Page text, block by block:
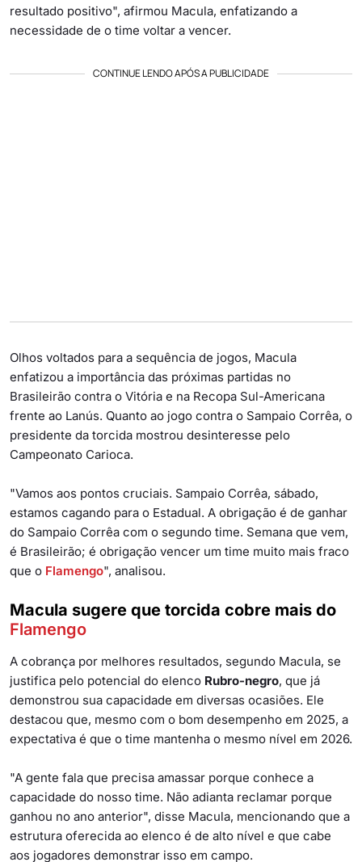
resultado positivo", afirmou Macula, enfatizando a
necessidade de o time voltar a vencer.
CONTINUE LENDO APÓS A PUBLICIDADE
Olhos voltados para a sequência de jogos, Macula
enfatizou a importância das próximas partidas no
Brasileirão contra o Vitória e na Recopa Sul-Americana
frente ao Lanús. Quanto ao jogo contra o Sampaio Corrêa, o
presidente da torcida mostrou desinteresse pelo
Campeonato Carioca.
"Vamos aos pontos cruciais. Sampaio Corrêa, sábado,
estamos cagando para o Estadual. A obrigação é de ganhar
do Sampaio Corrêa com o segundo time. Semana que vem,
é Brasileirão; é obrigação vencer um time muito mais fraco
que o Flamengo", analisou.
Macula sugere que torcida cobre mais do
Flamengo
A cobrança por melhores resultados, segundo Macula, se
justifica pelo potencial do elenco Rubro-negro, que já
demonstrou sua capacidade em diversas ocasiões. Ele
destacou que, mesmo com o bom desempenho em 2025, a
expectativa é que o time mantenha o mesmo nível em 2026.
"A gente fala que precisa amassar porque conhece a
capacidade do nosso time. Não adianta reclamar porque
ganhou no ano anterior", disse Macula, mencionando que a
estrutura oferecida ao elenco é de alto nível e que cabe
aos jogadores demonstrar isso em campo.